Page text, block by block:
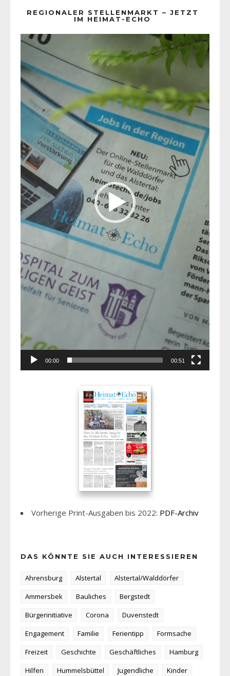
REGIONALER STELLENMARKT – JETZT
IM HEIMAT-ECHO
Player
00:00 00:51
Vorherige Print-Ausgaben bis 2022: PDF-Archiv
DAS KÖNNTE SIE AUCH INTERESSIEREN
Ahrensburg Alstertal
Alstertal/Walddörfer
Ammersbek
Bauliches
Bergstedt
Bürgerinitiative
Corona
Duvenstedt
Engagement
Familie Ferientipp
Formsache
Freizeit
Geschichte Geschäftliches
Hamburg
Hilfen
Hummelsbüttel Jugendliche
Kinder